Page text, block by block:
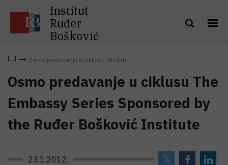
Institut
Ruđer
Bošković
Osmo predavanje u ciklusu The Em...
Osmo predavanje u ciklusu The
Embassy Series Sponsored by
the Ruđer Bošković Institute
23.1.2012.